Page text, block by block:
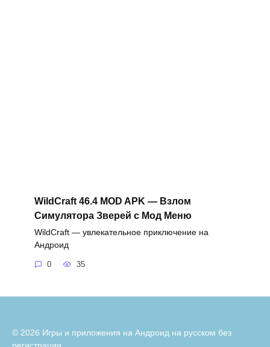
WildCraft 46.4 MOD APK — Взлом
Симулятора Зверей с Мод Меню
WildCraft — увлекательное приключение на
Андроид
0 35
© 2026 Игры и приложения на Андроид на русском без